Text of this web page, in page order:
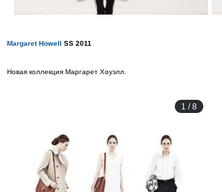
Margaret Howell SS 2011
Новая коллекция Маргарет Хоуэлл.
1 /8